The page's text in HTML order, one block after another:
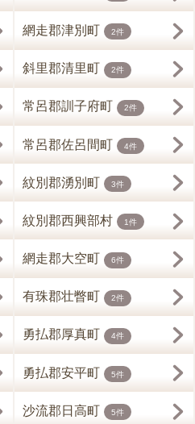
網走郡津別町 2件
斜里郡清里町 2件
常呂郡訓子府町 2件
常呂郡佐呂間町 4件
紋別郡湧別町 3件
紋別郡西興部村 1件
網走郡大空町 6件
有珠郡壮瞥町 2件
勇払郡厚真町 4件
勇払郡安平町 5件
沙流郡日高町 5件